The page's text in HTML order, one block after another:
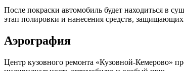
После покраски автомобиль будет находиться в
этап полировки и нанесения средств, защищающих
Аэрография
Центр кузовного ремонта «Кузовной-Кемерово»